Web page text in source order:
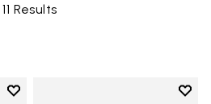
11 Results
Add to wishlist
Add